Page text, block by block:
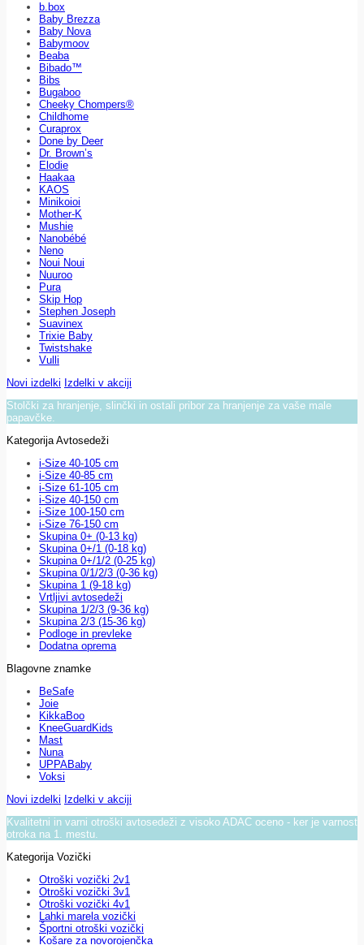
b.box
Baby Brezza
Baby Nova
Babymoov
Beaba
Bibado™
Bibs
Bugaboo
Cheeky Chompers®
Childhome
Curaprox
Done by Deer
Dr. Brown’s
Elodie
Haakaa
KAOS
Minikoioi
Mother-K
Mushie
Nanobébé
Neno
Noui Noui
Nuuroo
Pura
Skip Hop
Stephen Joseph
Suavinex
Trixie Baby
Twistshake
Vulli
Novi izdelki Izdelki v akciji
Stolčki za hranjenje, slinčki in ostali pribor za hranjenje za vaše male
papavčke.
Kategorija Avtosedeži
i-Size 40-105 cm
i-Size 40-85 cm
i-Size 61-105 cm
i-Size 40-150 cm
i-Size 100-150 cm
i-Size 76-150 cm
Skupina 0+ (0-13 kg)
Skupina 0+/1 (0-18 kg)
Skupina 0+/1/2 (0-25 kg)
Skupina 0/1/2/3 (0-36 kg)
Skupina 1 (9-18 kg)
Vrtljivi avtosedeži
Skupina 1/2/3 (9-36 kg)
Skupina 2/3 (15-36 kg)
Podloge in prevleke
Dodatna oprema
Blagovne znamke
BeSafe
Joie
KikkaBoo
KneeGuardKids
Mast
Nuna
UPPABaby
Voksi
Novi izdelki Izdelki v akciji
Kvalitetni in varni otroški avtosedeži z visoko ADAC oceno - ker je varnost
otroka na 1. mestu.
Kategorija Vozički
Otroški vozički 2v1
Otroški vozički 3v1
Otroški vozički 4v1
Lahki marela vozički
Športni otroški vozički
Košare za novorojenčka